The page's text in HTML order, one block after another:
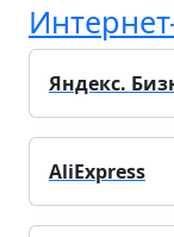
Яндекс.
AliExpress